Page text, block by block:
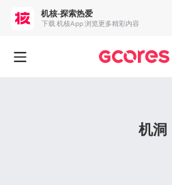
机洞
机核-探索热爱
下载 机核App 浏览更多精彩内容